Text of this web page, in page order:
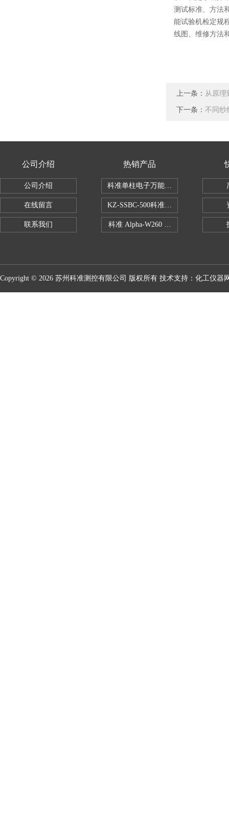
测试标准、方法
能试验机检定规
线图、维修方法
上一条： 从原理
下一条： 不同纱
公司介绍
公司介绍
在线留言
联系我们
热销产品
科准单柱电子万能拉力机KZ-SSBC-500
KZ-SSBC-500科准单柱电子万能试验
科准 Alpha-W260 半导体全自动推拉
Copyright © 2026 苏州科准测控有限公司 版权所有 技术支持： 化工仪器